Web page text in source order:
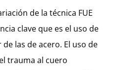
de la técnica FUE
clave que es el uso de
las de acero. El uso de
trauma al cuero